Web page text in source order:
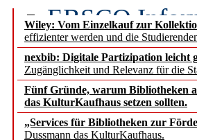
Wiley: Vom Einzelkauf zur
effizienter werden und die
nexbib: Digitale Partizipation leicht
Zugänglichkeit und Relevanz für die
Fünf Gründe, warum Bibliotheken
das KulturKaufhaus setzen sollten.
„Services für Bibliotheken zur
Dussmann das KulturKaufhaus.
EBSCO
Sorbisches
Geschichte